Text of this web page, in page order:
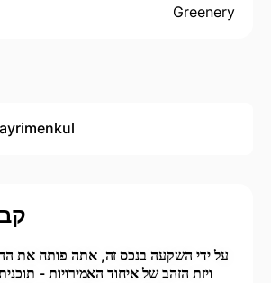
Greenery
על ידי השקעה בנכס זה, אתה פותח את
ויזת הזהב של איחוד האמירויות -